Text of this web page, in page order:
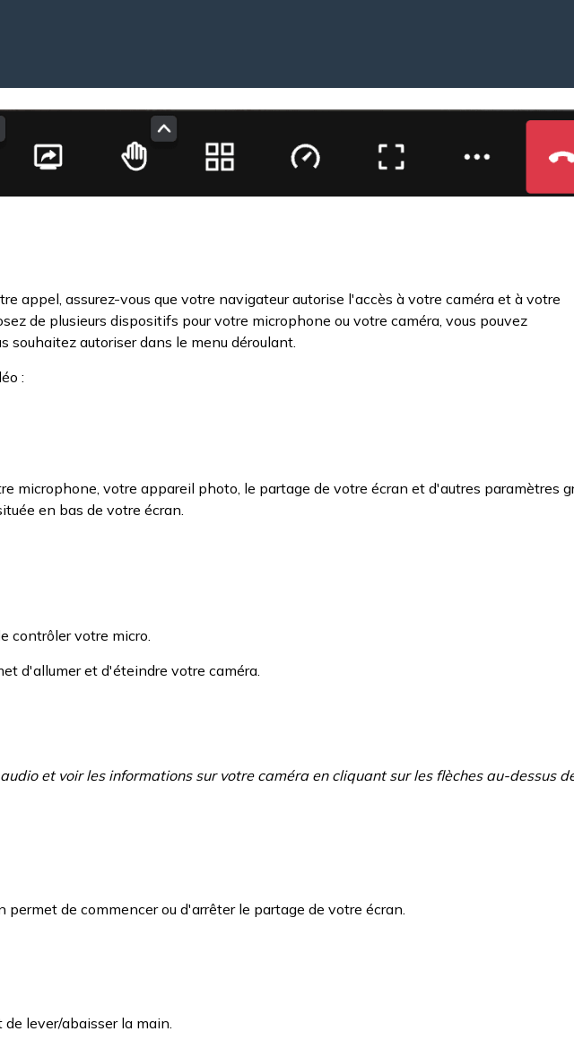
appel, assurez-vous que votre navigateur autorise l'accès à votre caméra et à votre
de plusieurs dispositifs pour votre microphone ou votre caméra, vous pouvez
souhaitez autoriser dans le menu déroulant.
:
microphone, votre appareil photo, le partage de votre écran et d'autres paramètres
en bas de votre écran.
contrôler votre micro.
d'allumer et d'éteindre votre caméra.
et voir les informations sur votre caméra en cliquant sur les flèches au-dessus
permet de commencer ou d'arrêter le partage de votre écran.
lever/abaisser la main.